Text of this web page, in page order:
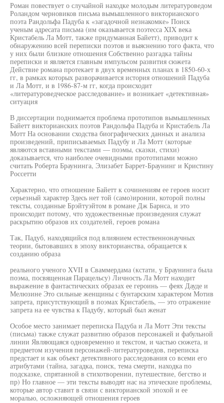
Роман повествует о случайной находке молодым литературоведом
Роландом черновиков письма вымышленного викторианского
поэта Рандольфа Падуба к «загадочной незнакомке» Поиск
ученым адресата письма (им оказывается поэтесса XIX века
Кристабель Ла Мотт, также придуманная Байетт), приводит к
обнаружению всей переписки поэтов и выяснению того факта, что
у них были близкие отношения Собственно разгадка тайны
переписки и является главным импульсом развития сюжета
Действие романа протекает в двух временных планах в 1850-60-х
гг, в рамках которых разворачивается история отношений Падуба
и Ла Мотт, и в 1986-87-м гг, когда происходит
«литературоведческое расследование» и возникает «детективная»
ситуация
В диссертации поднимается проблема прототипов вымышленных
Байетт викторианских поэтов Рандольфа Падуба и Кристабель Ла
Мотт На основании сходства биографических данных и анализа
произведений, приписываемых Падубу и Ла Мотт (которые
являются вставными текстами — поэмы, сказки, стихи)
доказывается, что наиболее очевидными прототипами можно
считать Роберта Браунинга, Элизабет Баррет-Браунинг и Кристину
Россетти
Характерно, что отношение Байетт к сочинениям ее героев носит
серьезный характер Здесь нет той (само)иронии, которой полны
тексты, созданные Брэйтуэйтом в романе Дж Барнса, и это
происходит потому, что художественные произведения служат
раскрытию образов их создателей, героев романа
Так, Падуб, находящийся под влиянием естественнонаучных
теории, бытовавших в эпоху викторианства, обращается к
созданию образа
реального ученого XVII в Сваммердама (кстати, у Браунинга была
поэма, посвященная Парацельсу) Личность Ла Мотт находит
выражение в фантастических образах ее героинь — феях Дауде и
Мелюзине Это сильные женщины с бунтарским характером Мотив
запрета, присутствующий в поэмах Кристабель, — это отражение
запрета на ее чувства к Падубу, который был женат
Особое место занимает переписка Падуба и Ла Мотт Эти тексты
(письма) также служат развитию образов персонажей и фабульной
линии Являющаяся одновременно и текстом, и частью сюжета, и
предметом изучения персонажей-литературоведов, переписка
предстает и как объект детективного расследования со всеми его
атрибутами (тайна, загадка, поиск, тема смерти, находка по
подсказке, спрятанной в стихотворении, путешествие, бегство и
пр) Но главное — эти тексты выводят нас на этические проблемы,
которые автор ставит в связи с викторианской эпохой и ее
моралью, осложняющей отношения героев